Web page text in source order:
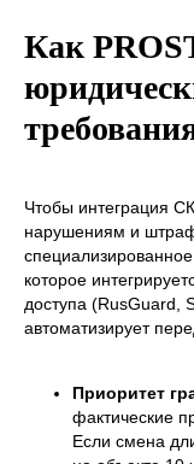
Как
Чтобы интеграция
нарушениям и
которое
доступа (RusGuard,
автоматизирует
Приоритет
фактические
Если смена